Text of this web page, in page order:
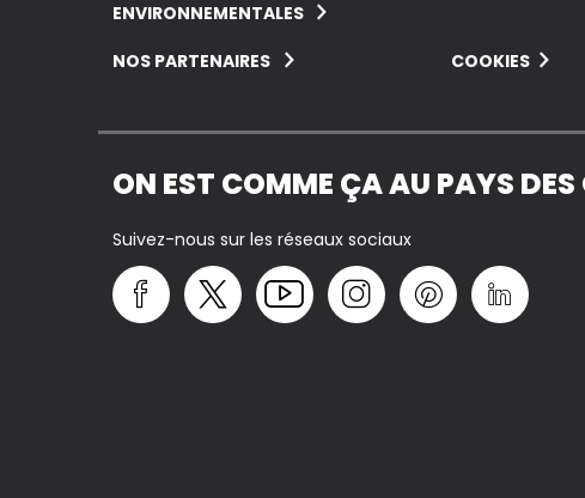
ENVIRONNEMENTALES
NOS PARTENAIRES COOKIES
ON EST COMME ÇA AU PAYS
Suivez-nous sur les réseaux sociaux